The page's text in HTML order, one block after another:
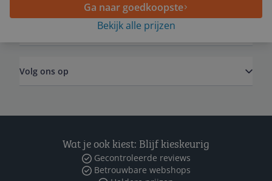
Ga naar goedkoopste
Bekijk alle prijzen
Volg ons op
Wat je ook kiest: Blijf kieskeurig
Gecontroleerde reviews
Betrouwbare webshops